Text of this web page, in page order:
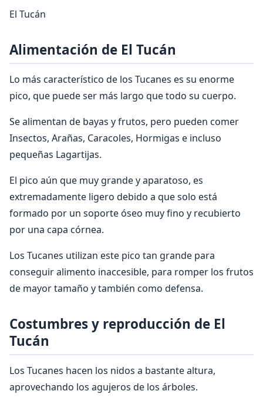
El Tucán
Alimentación de El Tucán
Lo más característico de los Tucanes es su enorme
pico, que puede ser más largo que todo su cuerpo.
Se alimentan de bayas y frutos, pero pueden comer
Insectos, Arañas, Caracoles, Hormigas e incluso
pequeñas Lagartijas.
El pico aún que muy grande y aparatoso, es
extremadamente ligero debido a que solo está
formado por un soporte óseo muy fino y recubierto
por una capa córnea.
Los Tucanes utilizan este pico tan grande para
conseguir alimento inaccesible, para romper los frutos
de mayor tamaño y también como defensa.
Costumbres y reproducción de El
Tucán
Los Tucanes hacen los nidos a bastante altura,
aprovechando los agujeros de los árboles.